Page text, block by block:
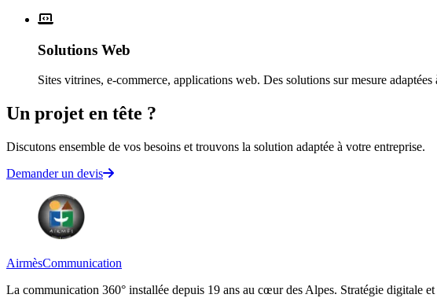
Solutions Web
Sites vitrines, e-commerce, applications web. Des solutions sur mesure adaptées
Un projet en tête ?
Discutons ensemble de vos besoins et trouvons la solution adaptée à votre entreprise.
Demander un devis
AirmèsCommunication
La communication 360° installée depuis 19 ans au cœur des Alpes. Stratégie digitale